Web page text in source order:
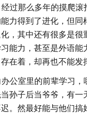
过那么多年的摸爬滚
力得到了进化，但同
，其中还有很多是很
能力，甚至是外语能
在着，却再也不能发
公室里的前辈学习，
孙子后当爷爷，有一
。然最好能与他们搞